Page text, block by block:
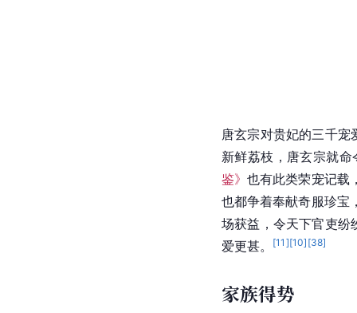
唐玄宗对贵妃的三千宠
新鲜荔枝， 唐玄宗就命
鉴》也有此类荣宠记载
也都争着奉献奇服珍宝
场获益，令天下官吏纷
爱更甚。
[11 ][10] [38]
家族得势